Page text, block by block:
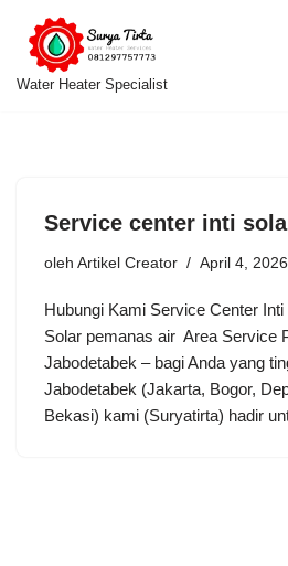
Lompat
ke
Water Heater Specialist
Service center inti
oleh Artikel Creator April 4, 2026
Hubungi Kami Service Center
Solar pemanas air Area Service
Jabodetabek – bagi Anda yang
Jabodetabek (Jakarta, Bogor,
Bekasi) kami (Suryatirta) hadir